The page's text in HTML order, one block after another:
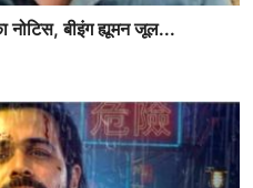
नोटिस, बीइंग ह्यूमन जूल...